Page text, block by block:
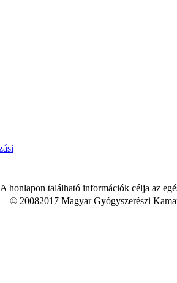
A honlapon található információk célja az
© 20082017 Magyar Gyógyszerészi